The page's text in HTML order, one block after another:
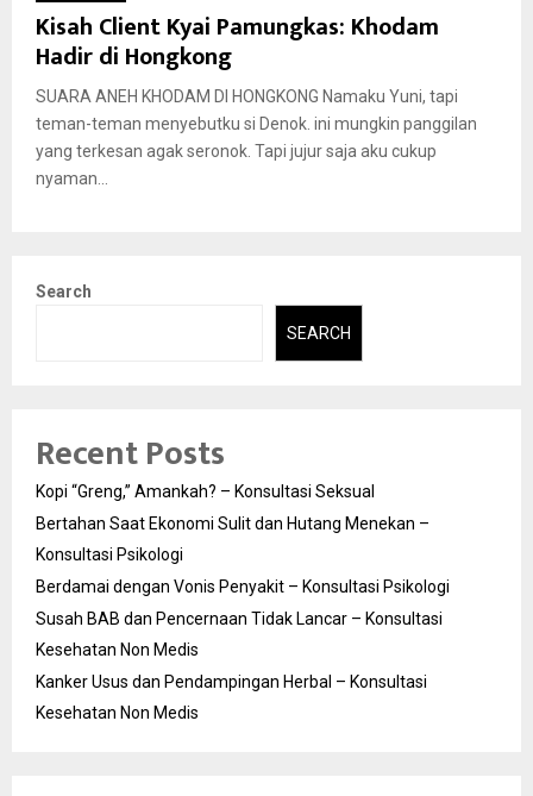
Kisah Client Kyai Pamungkas: Khodam
Hadir di Hongkong
SUARA ANEH KHODAM DI HONGKONG Namaku Yuni, tapi
teman-teman menyebutku si Denok. ini mungkin panggilan
yang terkesan agak seronok. Tapi jujur saja aku cukup
nyaman...
Search
SEARCH
Recent Posts
Kopi “Greng,” Amankah? – Konsultasi Seksual
Bertahan Saat Ekonomi Sulit dan Hutang Menekan –
Konsultasi Psikologi
Berdamai dengan Vonis Penyakit – Konsultasi Psikologi
Susah BAB dan Pencernaan Tidak Lancar – Konsultasi
Kesehatan Non Medis
Kanker Usus dan Pendampingan Herbal – Konsultasi
Kesehatan Non Medis